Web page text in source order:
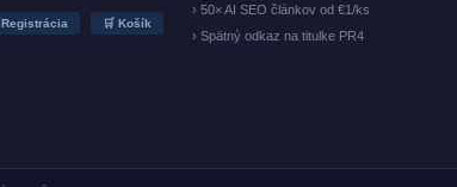
Registrácia 🛒 Košík
› 50× AI SEO článkov od €1/ks
› Spätný odkaz na titulke PR4